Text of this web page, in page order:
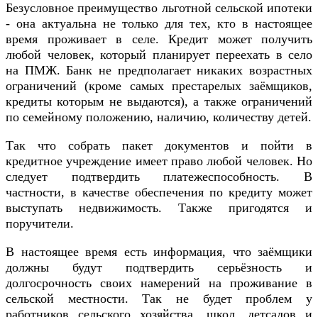
Безусловное преимущество льготной сельской ипотеки
- она актуальна не только для тех, кто в настоящее
время проживает в селе. Кредит может получить
любой человек, который планирует переехать в село
на ПМЖ. Банк не предполагает никаких возрастных
ограничений (кроме самых престарелых заёмщиков,
кредиты которым не выдаются), а также ограничений
по семейному положению, наличию, количеству детей.
Так что собрать пакет документов и пойти в
кредитное учреждение имеет право любой человек. Но
следует подтвердить платежеспособность. В
частности, в качестве обеспечения по кредиту может
выступать недвижимость. Также пригодятся и
поручители.
В настоящее время есть информация, что заёмщики
должны будут подтвердить серьёзность и
долгосрочность своих намерений на проживание в
сельской местности. Так не будет проблем у